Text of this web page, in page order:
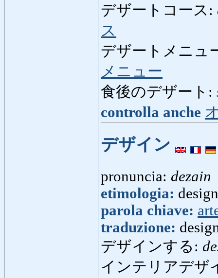
デザートコース:
ス
デザートメニュ
メニュー
食後のデザート:
controlla anche
デザイン
pronuncia: dezain
etimologia:
parola chiave:
traduzione:
デザインする:
インテリアデザ